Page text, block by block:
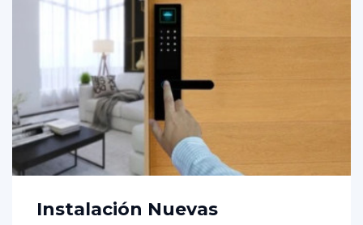
Instalación Nuevas